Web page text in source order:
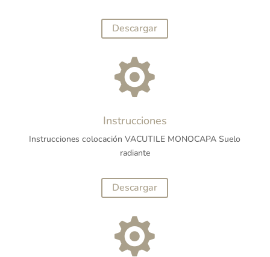
Descargar

Instrucciones
Instrucciones colocación VACUTILE MONOCAPA Suelo
radiante
Descargar
